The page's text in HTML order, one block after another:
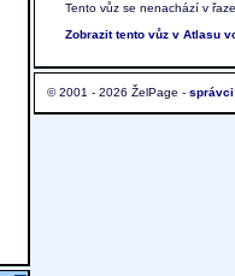
Tento vůz se nenachází v
Zobrazit tento vůz v Atlasu
© 2001 - 2026 ŽelPage - správci